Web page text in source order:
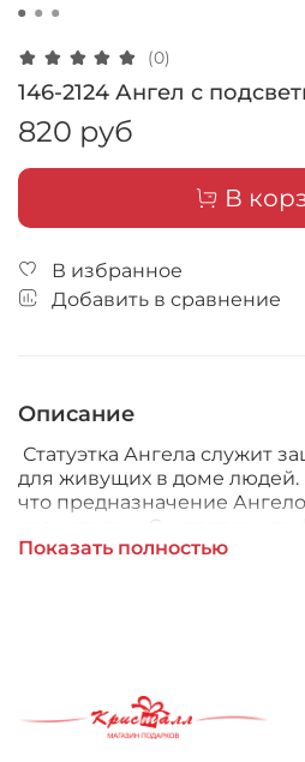
(0)
146-2124 Ангел с
820 руб
В
В избранное
Добавить в сравнение
Описание
Статуэтка Ангела служит
для живущих в доме людей.
что предназначение
хранителем. Считается, что
обладают большим зарядом
Показать полностью